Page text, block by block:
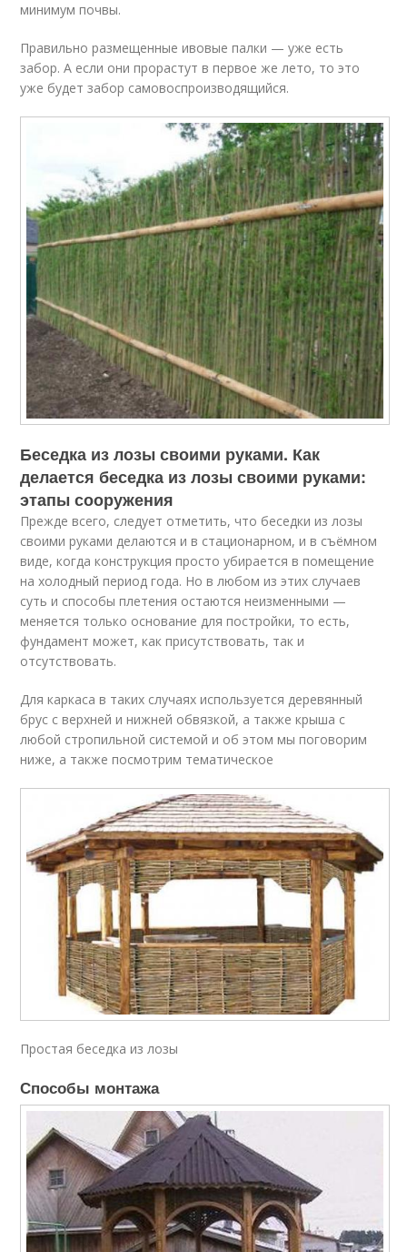
минимум почвы.
Правильно размещенные ивовые палки — уже есть
забор. А если они прорастут в первое же лето, то это
уже будет забор самовоспроизводящийся.
Беседка из лозы своими руками. Как
делается беседка из лозы своими руками:
этапы сооружения
Прежде всего, следует отметить, что беседки из лозы
своими руками делаются и в стационарном, и в съёмном
виде, когда конструкция просто убирается в помещение
на холодный период года. Но в любом из этих случаев
суть и способы плетения остаются неизменными —
меняется только основание для постройки, то есть,
фундамент может, как присутствовать, так и
отсутствовать.
Для каркаса в таких случаях используется деревянный
брус с верхней и нижней обвязкой, а также крыша с
любой стропильной системой и об этом мы поговорим
ниже, а также посмотрим тематическое
Простая беседка из лозы
Способы монтажа